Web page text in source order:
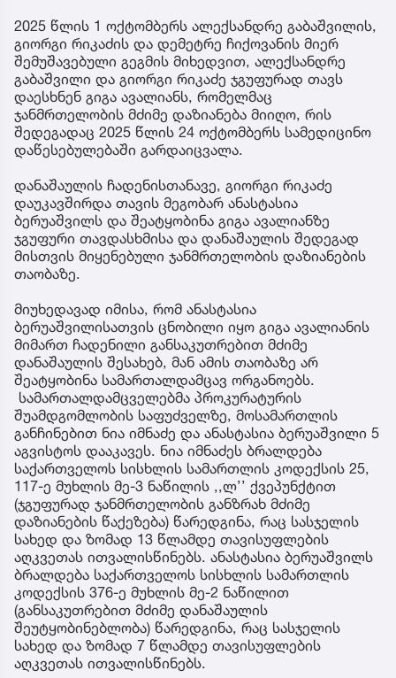
2025 წლის 1 ოქტომბერს ალექსანდრე გაბაშვილის,
გიორგი რიკაძის და დემეტრე ჩიქოვანის მიერ
შემუშავებული გეგმის მიხედვით, ალექსანდრე
გაბაშვილი და გიორგი რიკაძე ჯგუფურად თავს
დაესხნენ გიგა ავალიანს, რომელმაც
ჯანმრთელობის მძიმე დაზიანება მიიღო, რის
შედეგადაც 2025 წლის 24 ოქტომბერს სამედიცინო
დაწესებულებაში გარდაიცვალა.
დანაშაულის ჩადენისთანავე, გიორგი რიკაძე
დაუკავშირდა თავის მეგობარ ანასტასია
ბერუაშვილს და შეატყობინა გიგა ავალიანზე
ჯგუფური თავდასხმისა და დანაშაულის შედეგად
მისთვის მიყენებული ჯანმრთელობის დაზიანების
თაობაზე.
მიუხედავად იმისა, რომ ანასტასია
ბერუაშვილისათვის ცნობილი იყო გიგა ავალიანის
მიმართ ჩადენილი განსაკუთრებით მძიმე
დანაშაულის შესახებ, მან ამის თაობაზე არ
შეატყობინა სამართალდამცავ ორგანოებს.
სამართალდამცველებმა პროკურატურის
შუამდგომლობის საფუძველზე, მოსამართლის
განჩინებით ნია იმნაძე და ანასტასია ბერუაშვილი 5
აგვისტოს დააკავეს. ნია იმნაძეს ბრალდება
საქართველოს სისხლის სამართლის კოდექსის 25,
117-ე მუხლის მე-3 ნაწილის ,,ლ’’ ქვეპუნქტით
(ჯგუფურად ჯანმრთელობის განზრახ მძიმე
დაზიანების წაქეზება) წარედგინა, რაც სასჯელის
სახედ და ზომად 13 წლამდე თავისუფლების
აღკვეთას ითვალისწინებს. ანასტასია ბერუაშვილს
ბრალდება საქართველოს სისხლის სამართლის
კოდექსის 376-ე მუხლის მე-2 ნაწილით
(განსაკუთრებით მძიმე დანაშაულის
შეუტყობინებლობა) წარედგინა, რაც სასჯელის
სახედ და ზომად 7 წლამდე თავისუფლების
აღკვეთას ითვალისწინებს.